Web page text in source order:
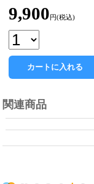
9,900 円(税込)
関連商品